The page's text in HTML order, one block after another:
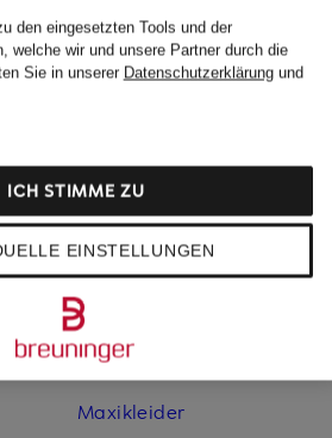
Kleider
Lederjacken für Damen
Lederjacken für Herren
Leinenhosen für Herren
Leinenkleider
Maxikleider
den eingesetzten Tools und der
welche wir und unsere Partner durch die
Sie in unserer Datenschutzerklärungund
EINSTELLUNGEN
ICH STIMME ZU